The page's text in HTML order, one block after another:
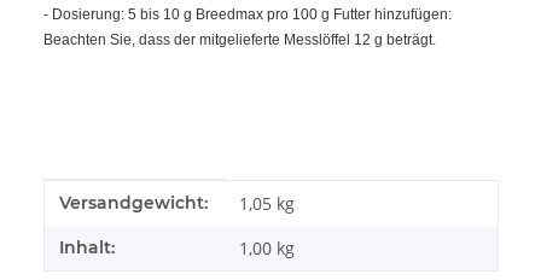
- Dosierung: 5 bis 10 g Breedmax pro 100 g Futter hinzufügen:
Beachten Sie, dass der mitgelieferte Messlöffel 12 g beträgt.
Produkteigenschaft
Wert
Versandgewicht: 1,05 kg
Inhalt: 1,00 kg